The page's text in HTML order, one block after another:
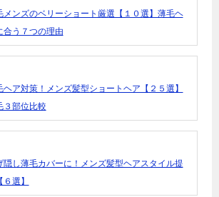
メンズのベリーショート厳選【１０選】薄毛ヘ
合う７つの理由
ヘア対策！メンズ髪型ショートヘア【２５選】
３部位比較
隠し薄毛カバーに！メンズ髪型ヘアスタイル提
選】